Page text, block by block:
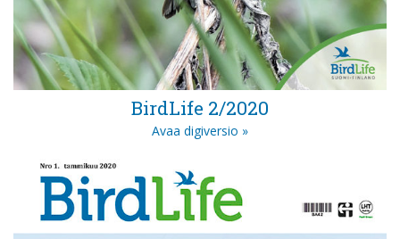
BirdLife 2/2020
Avaa digiversio »